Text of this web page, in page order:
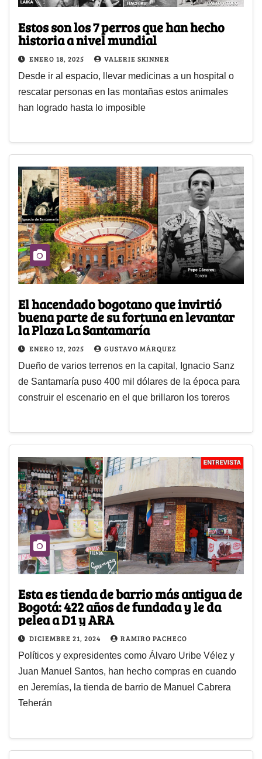
Estos son los 7 perros que han hecho
historia a nivel mundial
ENERO 18, 2025 VALERIE SKINNER
Desde ir al espacio, llevar medicinas a un hospital o
rescatar personas en las montañas estos animales
han logrado hasta lo imposible
El hacendado bogotano que invirtió
buena parte de su fortuna en levantar
la Plaza La Santamaría
ENERO 12, 2025 GUSTAVO MÁRQUEZ
Dueño de varios terrenos en la capital, Ignacio Sanz
de Santamaría puso 400 mil dólares de la época para
construir el escenario en el que brillaron los toreros
Esta es tienda de barrio más antigua de
Bogotá: 422 años de fundada y le da
pelea a D1 y ARA
DICIEMBRE 21, 2024 RAMIRO PACHECO
Políticos y expresidentes como Álvaro Uribe Vélez y
Juan Manuel Santos, han hecho compras en cuando
en Jeremías, la tienda de barrio de Manuel Cabrera
Teherán